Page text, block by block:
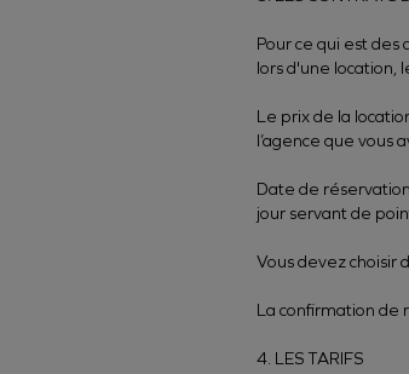
Pour ce qui est
lors d'une location,
Le prix de la
l’agence que
Date de
jour servant de
Vous devez choisir
La confirmation de
4. LES TARIFS